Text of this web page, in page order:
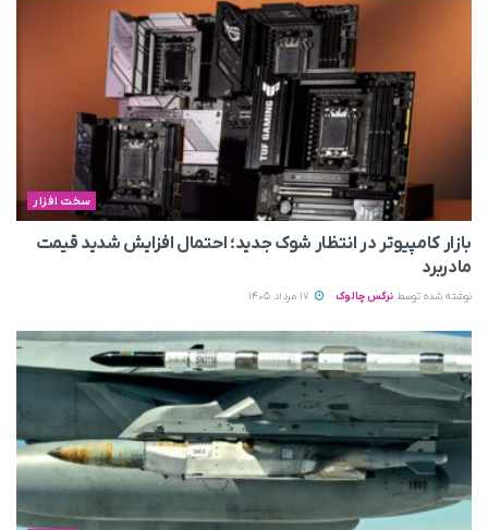
سخت افزار
بازار کامپیوتر در انتظار شوک جدید؛ احتمال افزایش شدید قیمت
مادربرد
نوشته شده توسط نرگس چالوک